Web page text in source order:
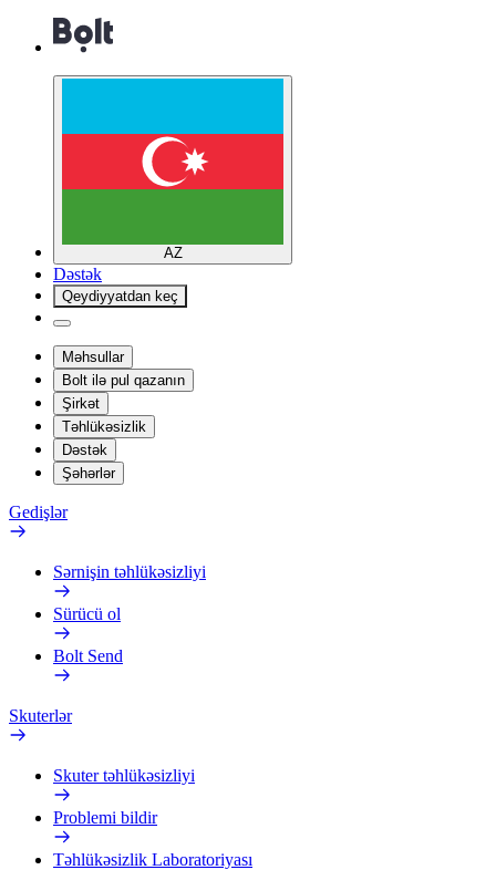
AZ
Dəstək
Qeydiyyatdan keç
Məhsullar
Bolt ilə pul qazanın
Şirkət
Təhlükəsizlik
Dəstək
Şəhərlər
Gedişlər
Sərnişin təhlükəsizliyi
Sürücü ol
Bolt Send
Skuterlər
Skuter təhlükəsizliyi
Problemi bildir
Təhlükəsizlik Laboratoriyası